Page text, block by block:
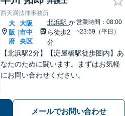
西天満法律事務所
大
阪
府
|
大阪
市中
央区
北浜駅 か
ら徒歩2
分
営業時間：08:00
~23:59（平日）
【北浜駅2分】【淀屋橋駅徒歩圏内】あ
なたのために闘います。まずはお気軽
にお問い合わせください。
メールでお問い合わせ